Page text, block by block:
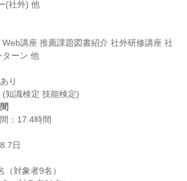
講座 推薦課題図書紹介 社外研修講座 社
り
対象者9名）